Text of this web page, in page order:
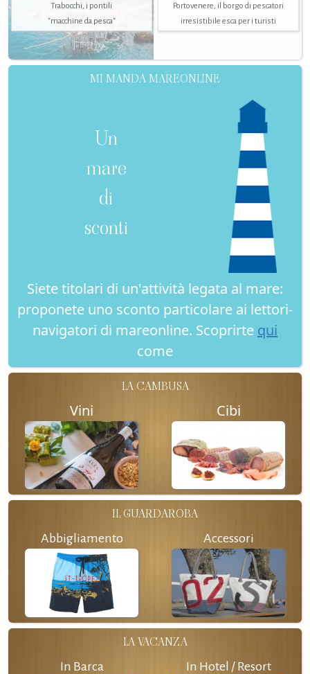
Trabocchi, i pontili
"macchine da pesca"
Portovenere, il borgo di pescatori
irresistibile esca per i turisti
MI MANDA MAREONLINE
Un
mare
di
sconti
Siete titolari di un'attività legata al mare:
proponete uno sconto particolare ai lettori-
navigatori di mareonline. Scoprirte qui
come
LA CAMBUSA
Vini Cibi
IL GUARDAROBA
Abbigliamento Accessori
LA VACANZA
In Barca In Hotel / Resort